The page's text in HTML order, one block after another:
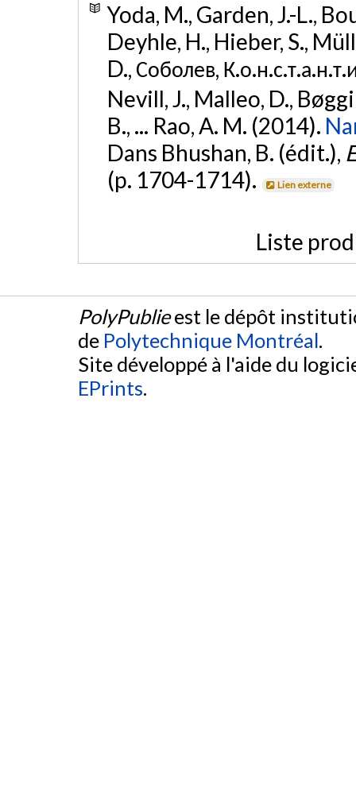
Yoda, M., Garden, J.-L.,
Deyhle, H., Hieber, S.,
D., Соболев,
Nevill, J., Malleo, D.,
B., ... Rao, A. M. (2014).
Dans Bhushan, B. (édit.),
(p. 1704-1714).
Lien externe
Liste
PolyPublieest le dépôt
de Polytechnique Montréal.
Site développé à l'aide du
EPrints.